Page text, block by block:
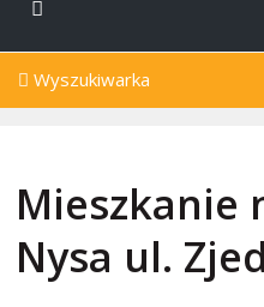
Wyszukiwarka
Mieszkanie
Nysa ul.